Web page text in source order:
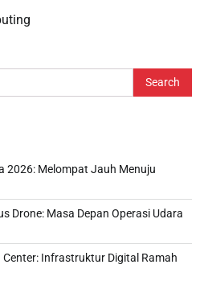
2026: Melompat Jauh Menuju
Drone: Masa Depan Operasi Udara
Center: Infrastruktur Digital Ramah